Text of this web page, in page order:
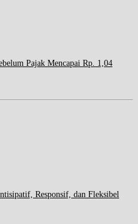
Pajak Mencapai Rp. 1,04
Responsif, dan Fleksibel